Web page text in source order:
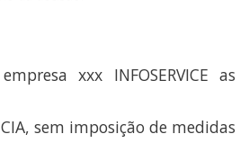
xxx INFOSERVICE as
sem imposição de medidas